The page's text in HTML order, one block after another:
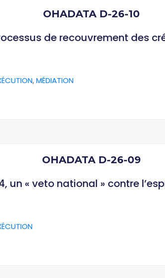
OHADATA D-26-10
de recouvrement des
,MÉDIATION
OHADATA D-26-09
« veto national » contre